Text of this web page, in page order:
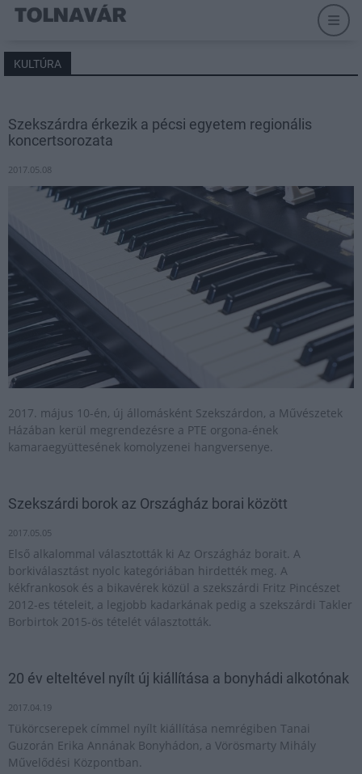
KULTÚRA
Szekszárdra érkezik a pécsi egyetem regionális
koncertsorozata
2017.05.08
2017. május 10-én, új állomásként Szekszárdon, a Művészetek
Házában kerül megrendezésre a PTE orgona-ének
kamaraegyüttesének komolyzenei hangversenye.
Szekszárdi borok az Országház borai között
2017.05.05
Első alkalommal választották ki Az Országház borait. A
borkiválasztást nyolc kategóriában hirdették meg. A
kékfrankosok és a bikavérek közül a szekszárdi Fritz Pincészet
2012-es tételeit, a legjobb kadarkának pedig a szekszárdi Takler
Borbirtok 2015-ös tételét választották.
20 év elteltével nyílt új kiállítása a bonyhádi alkotónak
2017.04.19
Tükörcserepek címmel nyílt kiállítása nemrégiben Tanai
Guzorán Erika Annának Bonyhádon, a Vörösmarty Mihály
Művelődési Központban.